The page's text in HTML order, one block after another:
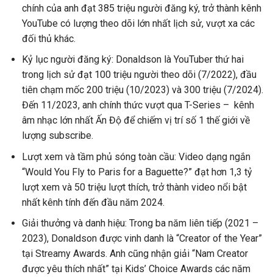
chính của anh đạt 385 triệu người đăng ký, trở thành kênh
YouTube có lượng theo dõi lớn nhất lịch sử, vượt xa các
đối thủ khác.
Kỷ lục người đăng ký: Donaldson là YouTuber thứ hai
trong lịch sử đạt 100 triệu người theo dõi (7/2022), đầu
tiên chạm mốc 200 triệu (10/2023) và 300 triệu (7/2024).
Đến 11/2023, anh chính thức vượt qua T-Series – kênh
âm nhạc lớn nhất Ấn Độ để chiếm vị trí số 1 thế giới về
lượng subscribe.
Lượt xem và tầm phủ sóng toàn cầu: Video dạng ngắn
“Would You Fly to Paris for a Baguette?” đạt hơn 1,3 tỷ
lượt xem và 50 triệu lượt thích, trở thành video nổi bật
nhất kênh tính đến đầu năm 2024.
Giải thưởng và danh hiệu: Trong ba năm liên tiếp (2021 –
2023), Donaldson được vinh danh là “Creator of the Year”
tại Streamy Awards. Anh cũng nhận giải “Nam Creator
được yêu thích nhất” tại Kids’ Choice Awards các năm